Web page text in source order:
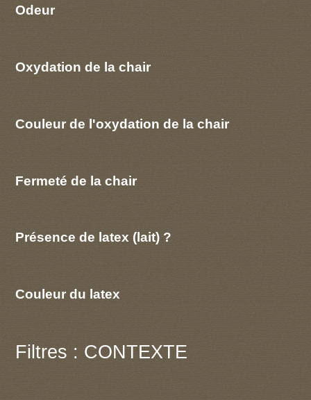
Odeur
Oxydation de la chair
Couleur de l'oxydation de la chair
Fermeté de la chair
Présence de latex (lait) ?
Couleur du latex
Filtres : CONTEXTE